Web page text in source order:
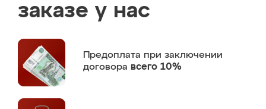
заказе у нас
Предоплата при заключении
договора всего 10%